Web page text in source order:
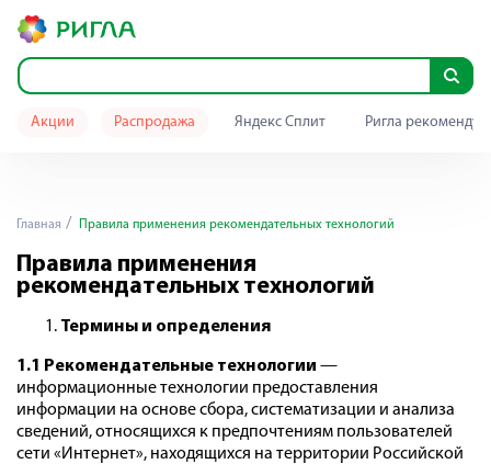
Акции Распродажа Яндекс Сплит Ригла
Главная Правила применения рекомендательных технологий
Правила применения
рекомендательных технологий
Термины и определения
1.1 Рекомендательные технологии —
информационные технологии предоставления
информации на основе сбора, систематизации и анализа
сведений, относящихся к предпочтениям пользователей
сети «Интернет», находящихся на территории Российской